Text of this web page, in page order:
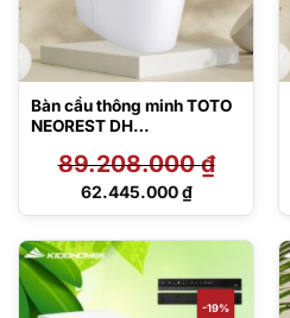
Bàn cầu thông minh TOTO
NEOREST DH
Z#NW1/T53P100VR
89.208.000₫
Giá
89.208.000 ₫.
62.445.000₫
Giá
tại
là:
62.445.000 ₫.
-19%